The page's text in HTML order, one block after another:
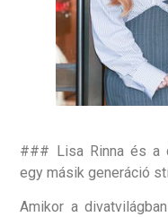
### Lisa Rinna és a
egy másik generáció
Amikor a